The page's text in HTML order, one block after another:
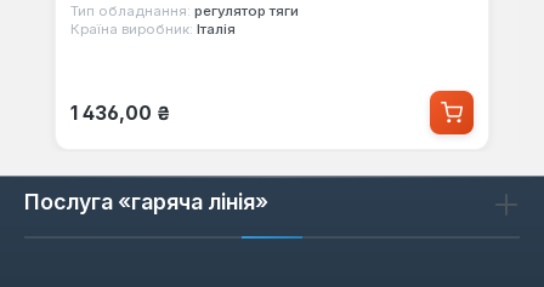
Тип обладнання: регулятор тяги
Країна виробник: Італія
Звичайна ціна:
1 436,00 ₴
Послуга «гаряча лінія»